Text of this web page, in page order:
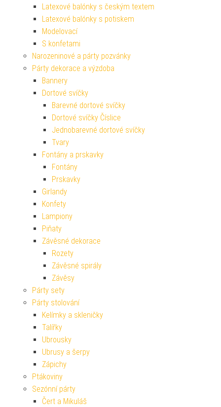
Latexové balónky s českým textem
Latexové balónky s potiskem
Modelovací
S konfetami
Narozeninové a párty pozvánky
Párty dekorace a výzdoba
Bannery
Dortové svíčky
Barevné dortové svíčky
Dortové svíčky Číslice
Jednobarevné dortové svíčky
Tvary
Fontány a prskavky
Fontány
Prskavky
Girlandy
Konfety
Lampiony
Piňaty
Závěsné dekorace
Rozety
Závěsné spirály
Závěsy
Párty sety
Párty stolování
Kelímky a skleničky
Talířky
Ubrousky
Ubrusy a šerpy
Zápichy
Ptákoviny
Sezónní párty
Čert a Mikuláš